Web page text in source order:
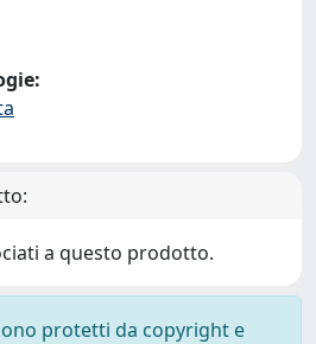
a questo prodotto.
protetti da copyright e